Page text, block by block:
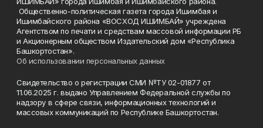
Общественно-политическая газета города Ишимбая и
Ишимбайского района «ВОСХОД ИШИМБАЙ» учреждена
Агентством по печати и средствам массовой информации РБ
и Акционерным обществом Издательский дом «Республика
Башкортостан».
Об использовании персональных данных
Свидетельство о регистрации СМИ №ТУ 02-01877 от
11.06.2025 г. выдано Управлением Федеральной службы по
надзору в сфере связи, информационных технологий и
массовых коммуникаций по Республике Башкортостан.